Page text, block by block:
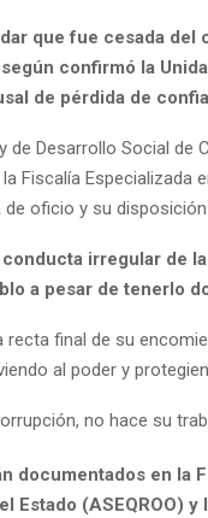
que fue cesada del
confirmó la
de pérdida de
de Desarrollo Social
Fiscalía Especializada
oficio y su
irregular de
a pesar de tenerlo
final de su
al poder y
no hace su
documentados en la
Estado (ASEQROO)